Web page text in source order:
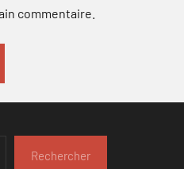
commentaire.
Rechercher